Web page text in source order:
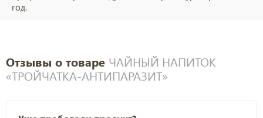
год.
Отзывы о товаре ЧАЙНЫЙ НАПИТОК
«ТРОЙЧАТКА-АНТИПАРАЗИТ»